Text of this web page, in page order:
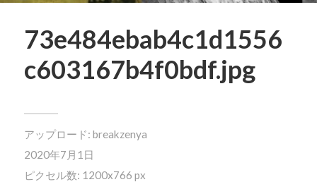
73e484ebab4c1d1556
c603167b4f0bdf.jpg
アップロード: breakzenya
2020年7月1日
ピクセル数: 1200x766 px